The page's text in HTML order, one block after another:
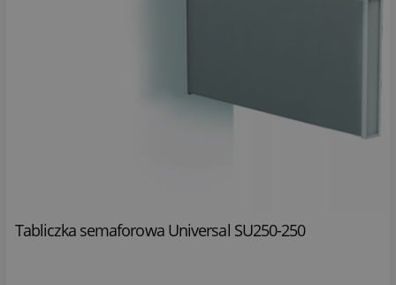
Tabliczka semaforowa Universal SU250-250